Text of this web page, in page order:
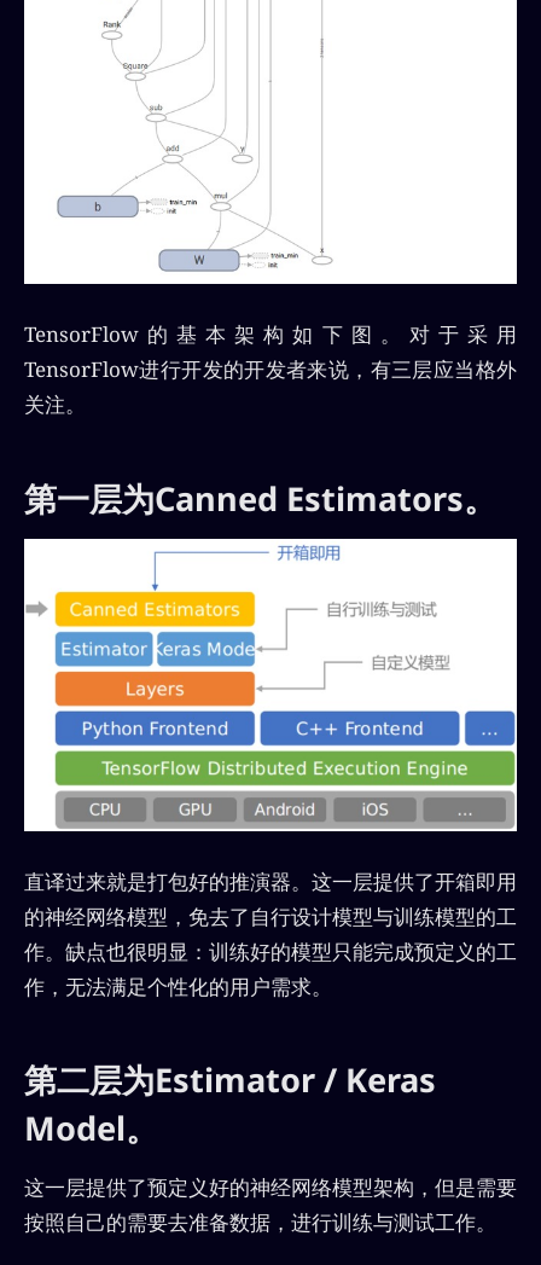
TensorFlow的基本架构如下图。对于采用
TensorFlow进行开发的开发者来说，有三层应当格外
关注。
第一层为Canned Estimators。
直译过来就是打包好的推演器。这一层提供了开箱即用
的神经网络模型，免去了自行设计模型与训练模型的工
作。缺点也很明显：训练好的模型只能完成预定义的工
作，无法满足个性化的用户需求。
第二层为Estimator / Keras
Model。
这一层提供了预定义好的神经网络模型架构，但是需要
按照自己的需要去准备数据，进行训练与测试工作。